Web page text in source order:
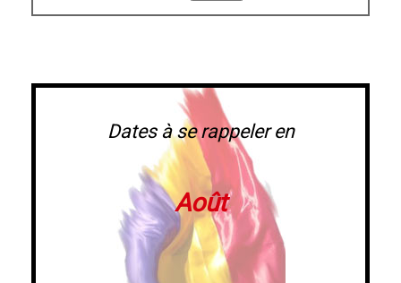
Dates à se rappeler en
Août